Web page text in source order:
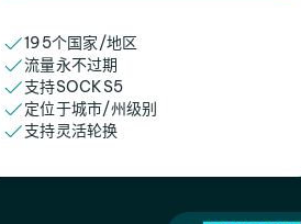
195个国家/地区
流量永不过期
支持SOCKS5
定位于城市/州级别
支持灵活轮换